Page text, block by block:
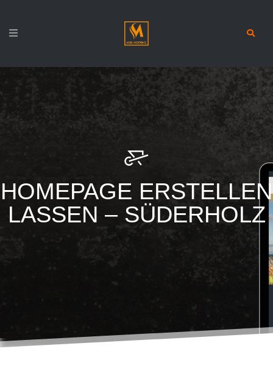
HOMEPAGE ERSTELLEN
LASSEN – SÜDERHOLZ